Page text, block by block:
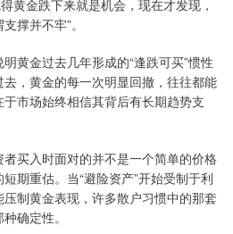
黄金跌下来就是机会，现在才发现，
撑并不牢”。
金过去几年形成的“逢跌可买”惯性
，黄金的每一次明显回撤，往往都能
市场始终相信其背后有长期趋势支
买入时面对的并不是一个简单的价格
期重估。当“避险资产”开始受制于利
制黄金表现，许多散户习惯中的那套
确定性。